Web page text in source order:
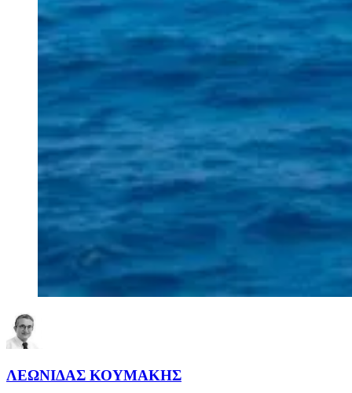
ΛΕΩΝΙΔΑΣ ΚΟΥΜΑΚΗΣ